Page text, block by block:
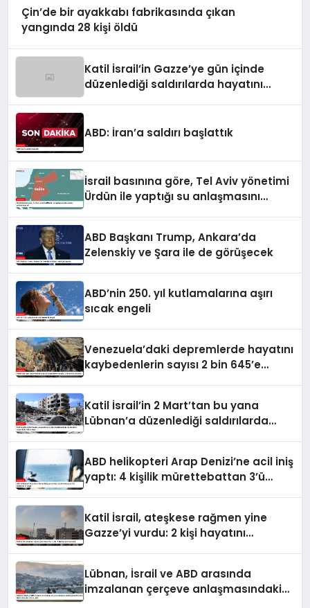
Çin’de bir ayakkabı fabrikasında çıkan
yangında 28 kişi öldü
Katil İsrail’in Gazze’ye gün içinde
düzenlediği saldırılarda hayatını
ABD: İran’a saldırı başlattık
İsrail basınına göre, Tel Aviv yönetimi
Ürdün ile yaptığı su anlaşmasını
ABD Başkanı Trump, Ankara’da
Zelenskiy ve Şara ile de görüşecek
ABD’nin 250. yıl kutlamalarına aşırı
sıcak engeli
Venezuela’daki depremlerde hayatını
kaybedenlerin sayısı 2 bin 645’e
Katil İsrail’in 2 Mart’tan bu yana
Lübnan’a düzenlediği saldırılarda
ABD helikopteri Arap Denizi’ne acil iniş
yaptı: 4 kişilik mürettebattan 3’ü
Katil İsrail, ateşkese rağmen yine
Gazze’yi vurdu: 2 kişi hayatını
Lübnan, İsrail ve ABD arasında
imzalanan çerçeve anlaşmasındaki